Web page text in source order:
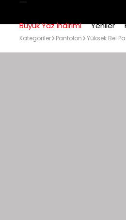
Büyük Yaz İndirimi Yeniler
Kategoriler Pantolon Yüksek Bel